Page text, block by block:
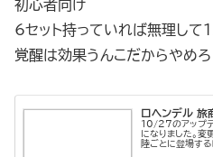
初心者向け
6セット持っていれば無理し
覚醒は効果うんこだからやめろ
ロヘンデル 旅
10/27のアップデ
になりました。
陸ごとに登場す